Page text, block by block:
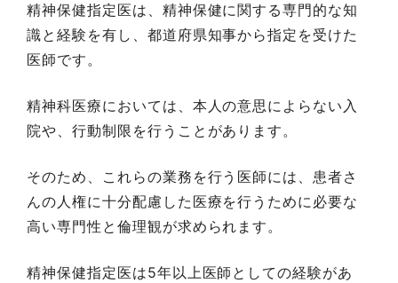
精神保健指定医は、精神保健に関する専門的な知
識と経験を有し、都道府県知事から指定を受けた
医師です。
精神科医療においては、本人の意思によらない入
院や、行動制限を行うことがあります。
そのため、これらの業務を行う医師には、患者さ
んの人権に十分配慮した医療を行うために必要な
高い専門性と倫理観が求められます。
精神保健指定医は5年以上医師としての経験があ